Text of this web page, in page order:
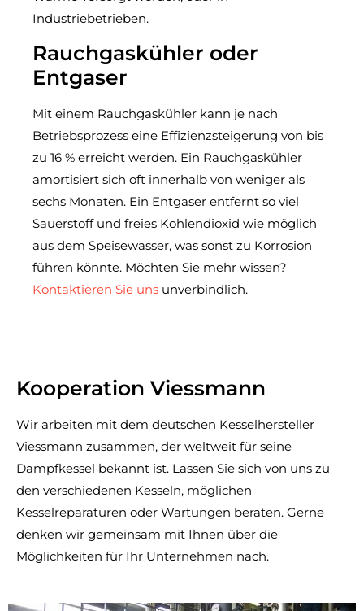
Industriebetrieben.
Rauchgaskühler oder
Entgaser
Mit einem Rauchgaskühler kann je nach
Betriebsprozess eine Effizienzsteigerung von bis
zu 16 % erreicht werden. Ein Rauchgaskühler
amortisiert sich oft innerhalb von weniger als
sechs Monaten. Ein Entgaser entfernt so viel
Sauerstoff und freies Kohlendioxid wie möglich
aus dem Speisewasser, was sonst zu Korrosion
führen könnte. Möchten Sie mehr wissen?
Kontaktieren Sie uns unverbindlich.
Kooperation Viessmann
Wir arbeiten mit dem deutschen Kesselhersteller
Viessmann zusammen, der weltweit für seine
Dampfkessel bekannt ist. Lassen Sie sich von uns zu
den verschiedenen Kesseln, möglichen
Kesselreparaturen oder Wartungen beraten. Gerne
denken wir gemeinsam mit Ihnen über die
Möglichkeiten für Ihr Unternehmen nach.